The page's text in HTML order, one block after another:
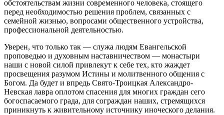
обстоятельствам жизни современного человека, стоящего
перед необходимостью решения проблем, связанных с
семейной жизнью, вопросами общественного устройства,
профессиональной деятельностью.
Уверен, что только так — служа людям Евангельской
проповедью и духовным наставничеством — монастыри
наши с новой силой привлекут к себе тех, кто жаждет
просвещения разумом Истины и молитвенного общения с
Богом. Да будет и впредь Свято-Троицкая Александро-
Невская лавра оплотом спасения для многих граждан сего
богоспасаемого града, для сограждан наших, стремящихся
приникнуть к живительному источнику иноческого делания.